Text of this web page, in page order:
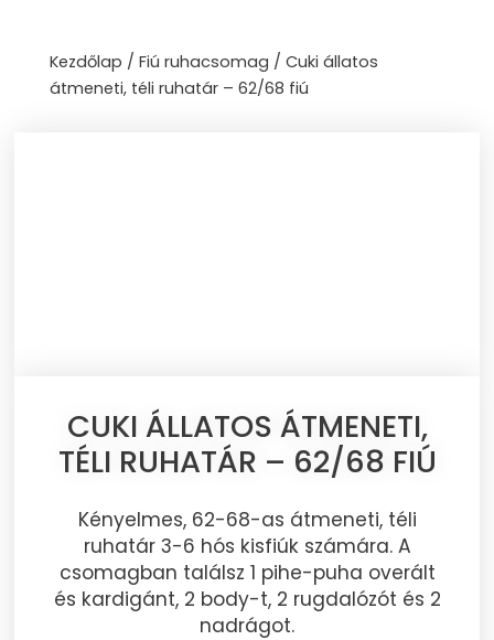
contentKezdőlap / Fiú ruhacsomag / Cuki állatos
átmeneti, téli ruhatár – 62/68 fiú
CUKI ÁLLATOS ÁTMENETI,
TÉLI RUHATÁR – 62/68 FIÚ
Kényelmes, 62-68-as átmeneti, téli
ruhatár 3-6 hós kisfiúk számára. A
csomagban találsz 1 pihe-puha overált
és kardigánt, 2 body-t, 2 rugdalózót és 2
nadrágot.